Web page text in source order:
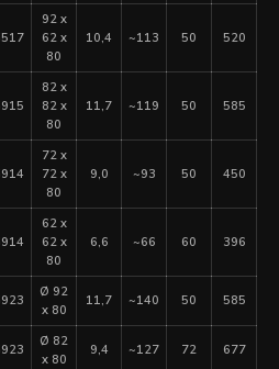
92 x
62 x
80
10,4 ~113 50 520
82 x
82 x
80
11,7 ~119 50 585
72 x
72 x
80
9,0 ~93 50 450
62 x
62 x
80
6,6 ~66 60 396
Ø 92
x 80
11,7 ~140 50 585
Ø 82
x 80
9,4 ~127 72 677